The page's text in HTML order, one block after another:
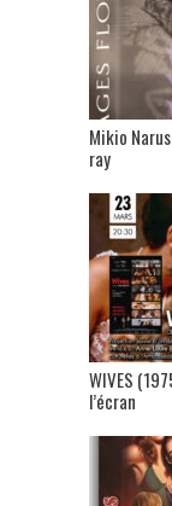
Mikio
ray
WIVES
l’écran